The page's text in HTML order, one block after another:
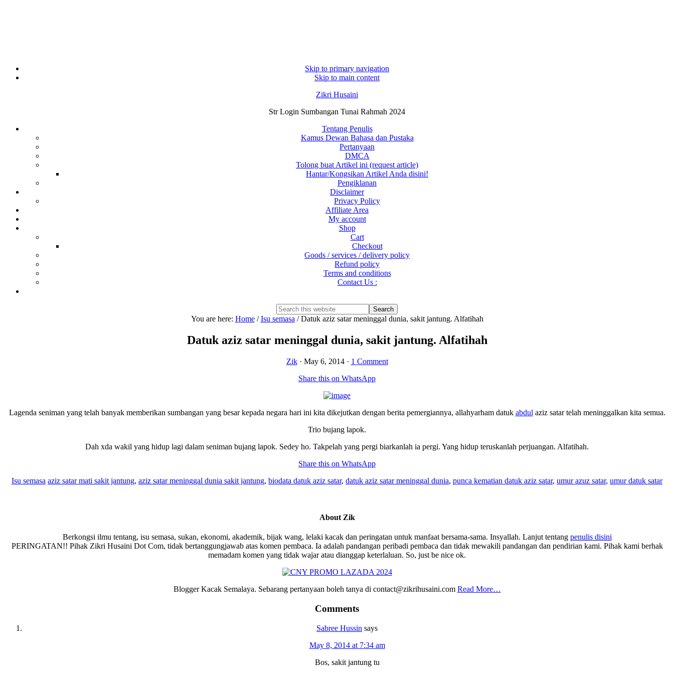
Skip to primary navigation
Skip to main content
Zikri Husaini
Str Login Sumbangan Tunai Rahmah 2024
Tentang Penulis
Kamus Dewan Bahasa dan Pustaka
Pertanyaan
DMCA
Tolong buat Artikel ini (request article)
Hantar/Kongsikan Artikel Anda disini!
Pengiklanan
Disclaimer
Privacy Policy
Affiliate Area
My account
Shop
Cart
Checkout
Goods / services / delivery policy
Refund policy
Terms and conditions
Contact Us :
Search
this
Hide
You are here: Home / Isu semasa /Datuk aziz satar meninggal dunia, sakit jantung. Alfatihah
Datuk aziz satar meninggal dunia, sakit jantung. Alfatihah
Zik· May 6, 2014· 1 Comment
Share this on WhatsApp
Lagenda seniman yang telah banyak memberikan sumbangan yang besar kepada negara hari ini kita dikejutkan dengan berita pemergiannya, allahyarham datuk abdul aziz satar telah meninggalkan kita semua.
Trio bujang lapok.
Dah xda wakil yang hidup lagi dalam seniman bujang lapok. Sedey ho. Takpelah yang pergi biarkanlah ia pergi. Yang hidup teruskanlah perjuangan. Alfatihah.
Share this on WhatsApp
Isu semasa aziz satar mati sakit jantung, aziz satar meninggal dunia sakit jantung, biodata datuk aziz satar, datuk aziz satar meninggal dunia, punca kematian datuk aziz satar, umur azuz satar, umur datuk satar
About Zik
Berkongsi ilmu tentang, isu semasa, sukan, ekonomi, akademik, bijak wang, lelaki kacak dan peringatan untuk manfaat bersama-sama. Insyallah. Lanjut tentang penulis disini
PERINGATAN!! Pihak Zikri Husaini Dot Com, tidak bertanggungjawab atas komen pembaca. Ia adalah pandangan peribadi pembaca dan tidak mewakili pandangan dan pendirian kami. Pihak kami berhak
memadam komen yang tidak wajar atau dianggap keterlaluan. So, just be nice ok.
Blogger Kacak Semalaya. Sebarang pertanyaan boleh tanya di contact@zikrihusaini.com Read More…
Comments
Sabree Hussin says
May 8, 2014 at 7:34 am
Bos, sakit jantung tu